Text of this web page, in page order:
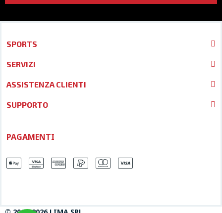
SPORTS
SERVIZI
ASSISTENZA CLIENTI
SUPPORTO
PAGAMENTI